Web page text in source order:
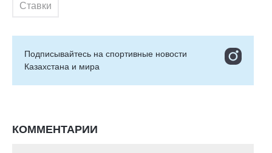
Ставки
Подписывайтесь на cпортивные новости
Казахстана и мира
КОММЕНТАРИИ